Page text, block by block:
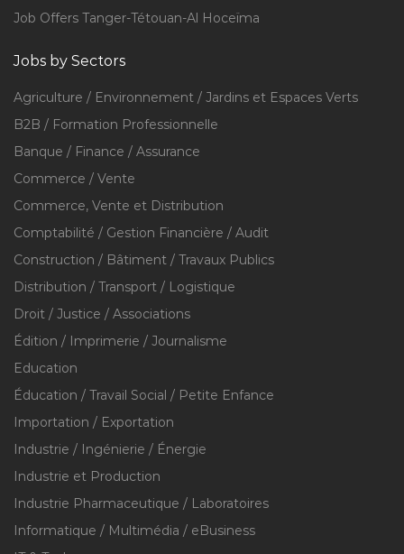
Job Offers Tanger-Tétouan-Al Hoceïma
Jobs by Sectors
Agriculture / Environnement / Jardins et Espaces Verts
B2B / Formation Professionnelle
Banque / Finance / Assurance
Commerce / Vente
Commerce, Vente et Distribution
Comptabilité / Gestion Financière / Audit
Construction / Bâtiment / Travaux Publics
Distribution / Transport / Logistique
Droit / Justice / Associations
Édition / Imprimerie / Journalisme
Education
Éducation / Travail Social / Petite Enfance
Importation / Exportation
Industrie / Ingénierie / Énergie
Industrie et Production
Industrie Pharmaceutique / Laboratoires
Informatique / Multimédia / eBusiness